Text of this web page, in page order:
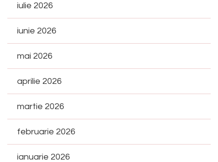
iulie 2026
iunie 2026
mai 2026
aprilie 2026
martie 2026
februarie 2026
ianuarie 2026